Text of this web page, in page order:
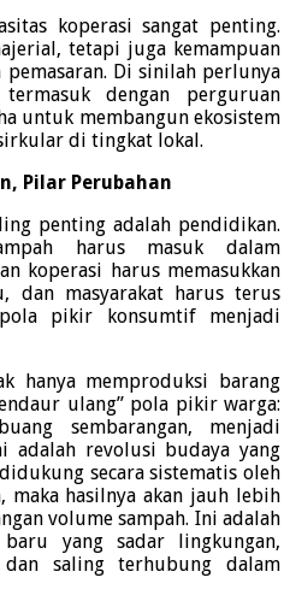
koperasi sangat penting.
tetapi juga kemampuan
Di sinilah perlunya
dengan perguruan
untuk membangun ekosistem
di tingkat lokal.
Pilar Perubahan
penting adalah pendidikan.
harus masuk dalam
koperasi harus memasukkan
dan masyarakat harus terus
pikir konsumtif menjadi
hanya memproduksi barang
ulang” pola pikir warga:
sembarangan, menjadi
adalah revolusi budaya yang
secara sistematis oleh
maka hasilnya akan jauh lebih
volume sampah. Ini adalah
baru yang sadar lingkungan,
saling terhubung dalam